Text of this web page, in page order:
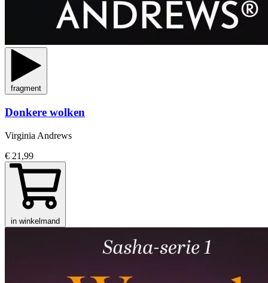
fragment
Donkere wolken
Virginia Andrews
€ 21,99
in winkelmand